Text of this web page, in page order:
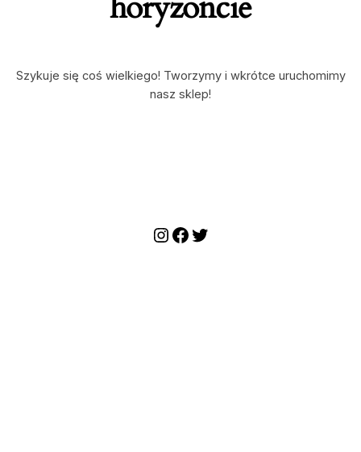
Szykuje się coś wielkiego! Tworzymy i wkrótce uruchomimy
nasz sklep!